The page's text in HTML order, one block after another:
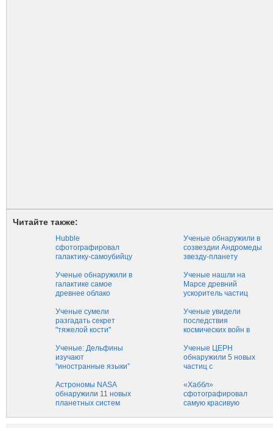
Читайте также:
Hubble
сфотографировал
галактику-самоубийцу
Ученые обнаружили в
созвездии Андромеды
звезду-планету‍
Ученые обнаружили в
галактике самое
древнее облако
Ученые нашли на
Марсе древний
ускоритель частиц
Ученые сумели
разгадать секрет
"тяжелой кости"
Ученые увидели
последствия
космических войн в
Ученые: Дельфины
изучают
“иностранные языки”
слышит
Ученые ЦЕРН
обнаружили 5 новых
частиц с
кварками
Астрономы NASA
обнаружили 11 новых
планетных систем
«Хаббл»
сфотографировал
самую красивую